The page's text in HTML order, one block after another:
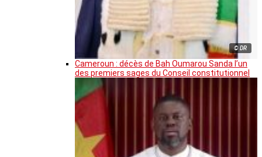
© DR
Cameroun : décès de Bah Oumarou Sanda l’un
des premiers sages du Conseil constitutionnel